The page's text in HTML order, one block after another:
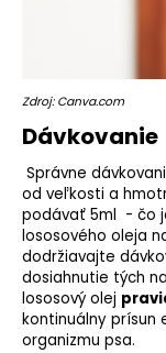
Zdroj: Canva.com
Dávkovanie
Správne
od veľkosti a
podávať 5ml - čo
lososového oleja
dodržiavajte
dosiahnutie tých
lososový olej
kontinuálny prísun
organizmu psa.